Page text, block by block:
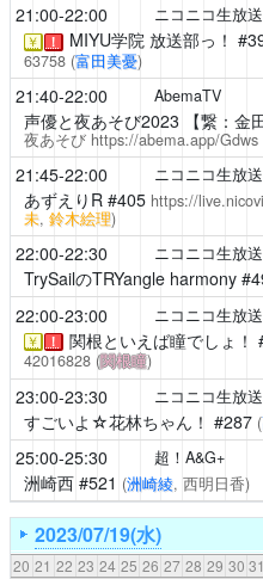
21:00-22:00 ニコニコ生放送
￥ ！ MIYU学院 放送部っ！
63758 (富田美憂)
21:40-22:00 AbemaTV
声優と夜あそび2023 【繋：金
夜あそび https://abema.app/Gdws
21:45-22:00 ニコニコ生放送
あずえりR#405 https://
未, 鈴木絵理)
22:00-22:30 ニコニコ生放送
TrySailのTRYangle harmony
22:00-23:00 ニコニコ生放送
￥ ！ 関根といえば瞳でしょ！
42016828 (関根瞳)
23:00-23:30 ニコニコ生放送
すごいよ☆花林ちゃん！ #287 (
25:00-25:30 超！A&G+
洲崎西#521 (洲崎綾, 西明日香)
2023/07/19(水)
20 21 22 23 24 25 26 27 28 29 30 31